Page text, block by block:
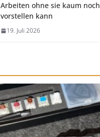
Arbeiten ohne sie kaum noch
vorstellen kann
19. Juli 2026